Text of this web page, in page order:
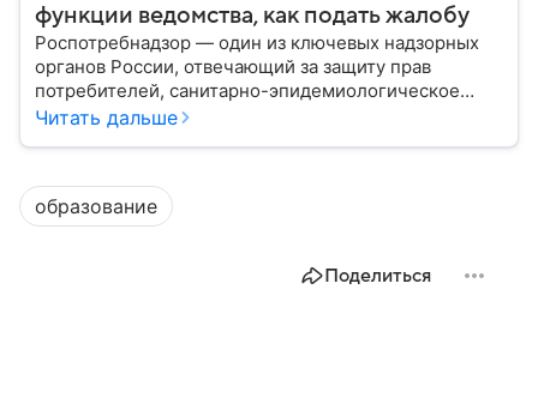
функции ведомства, как подать жалобу
Роспотребнадзор — один из ключевых надзорных
органов России, отвечающий за защиту прав
потребителей, санитарно-эпидемиологическое
благополучие населения и контроль соблюдения
руководит им сегодня.
Читать дальше
образование
Поделиться